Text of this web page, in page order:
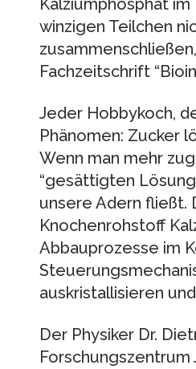
Kalziumphosphat
winzigen Teilchen
Fachzeitschrift
Jeder Hobbykoch,
Phänomen: Zucker
Wenn man mehr
“gesättigten
unsere Adern fließt.
Knochenrohstoff
Abbauprozesse im
auskristallisieren
Der Physiker Dr.